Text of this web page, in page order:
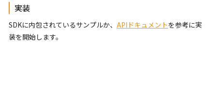
実装
SDKに内包されているサンプルか、 APIドキュメントを参考に実
装を開始します。